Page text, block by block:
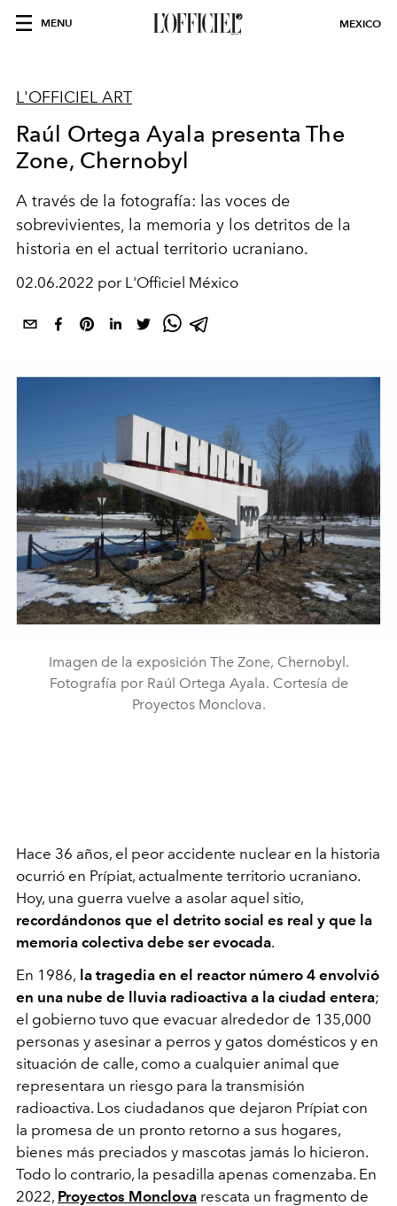
MENU MEXICO
L'OFFICIEL ART
Raúl Ortega Ayala presenta The
Zone, Chernobyl
A través de la fotografía: las voces de
sobrevivientes, la memoria y los detritos de la
historia en el actual territorio ucraniano.
02.06.2022 por L'Officiel México
Imagen de la exposición The Zone, Chernobyl.
Fotografía por Raúl Ortega Ayala. Cortesía de
Proyectos Monclova.
Hace 36 años, el peor accidente nuclear en la historia
ocurrió en Prípiat, actualmente territorio ucraniano.
Hoy, una guerra vuelve a asolar aquel sitio,
recordándonos que el detrito social es real y que la
memoria colectiva debe ser evocada.
En 1986, la tragedia en el reactor número 4 envolvió
en una nube de lluvia radioactiva a la ciudad entera;
el gobierno tuvo que evacuar alrededor de 135,000
personas y asesinar a perros y gatos domésticos y en
situación de calle, como a cualquier animal que
representara un riesgo para la transmisión
radioactiva. Los ciudadanos que dejaron Prípiat con
la promesa de un pronto retorno a sus hogares,
bienes más preciados y mascotas jamás lo hicieron.
Todo lo contrario, la pesadilla apenas comenzaba. En
2022, Proyectos Monclova rescata un fragmento de